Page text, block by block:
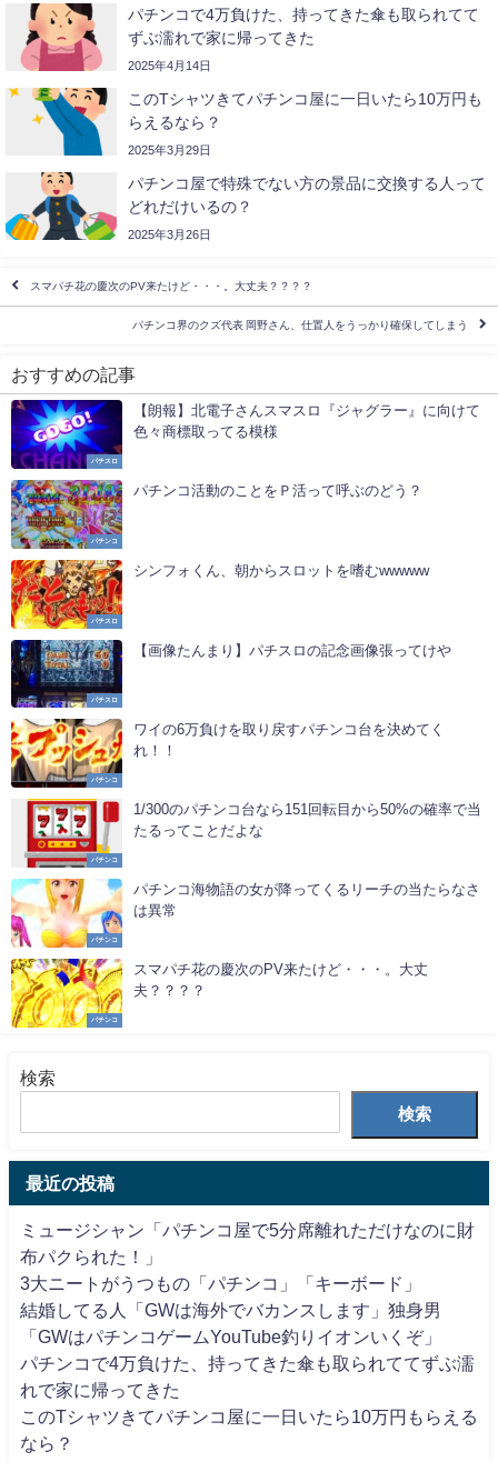
パチンコで4万負けた、持ってきた傘も取られてて
ずぶ濡れで家に帰ってきた
2025年4月14日
このTシャツきてパチンコ屋に一日いたら10万円も
らえるなら？
2025年3月29日
パチンコ屋で特殊でない方の景品に交換する人って
どれだけいるの？
2025年3月26日
スマパチ花の慶次のPV来たけど・・・。大丈夫？？？？
パチンコ界のクズ代表 岡野さん、仕置人をうっかり確保してしまう
おすすめの記事
パチスロ
【朗報】北電子さんスマスロ『ジャグラー』に向けて
色々商標取ってる模様
パチンコ
パチンコ活動のことをＰ活って呼ぶのどう？
パチスロ
シンフォくん、朝からスロットを嗜むwwwww
パチスロ
【画像たんまり】パチスロの記念画像張ってけや
パチンコ
ワイの6万負けを取り戻すパチンコ台を決めてく
れ！！
パチンコ
1/300のパチンコ台なら151回転目から50%の確率で当
たるってことだよな
パチンコ
パチンコ海物語の女が降ってくるリーチの当たらなさ
は異常
パチンコ
スマパチ花の慶次のPV来たけど・・・。大丈
夫？？？？
検索
検索
最近の投稿
ミュージシャン「パチンコ屋で5分席離れただけなのに財
布パクられた！」
3大ニートがうつもの「パチンコ」「キーボード」
結婚してる人「GWは海外でバカンスします」独身男
「GWはパチンコゲームYouTube釣りイオンいくぞ」
パチンコで4万負けた、持ってきた傘も取られててずぶ濡
れで家に帰ってきた
このTシャツきてパチンコ屋に一日いたら10万円もらえる
なら？